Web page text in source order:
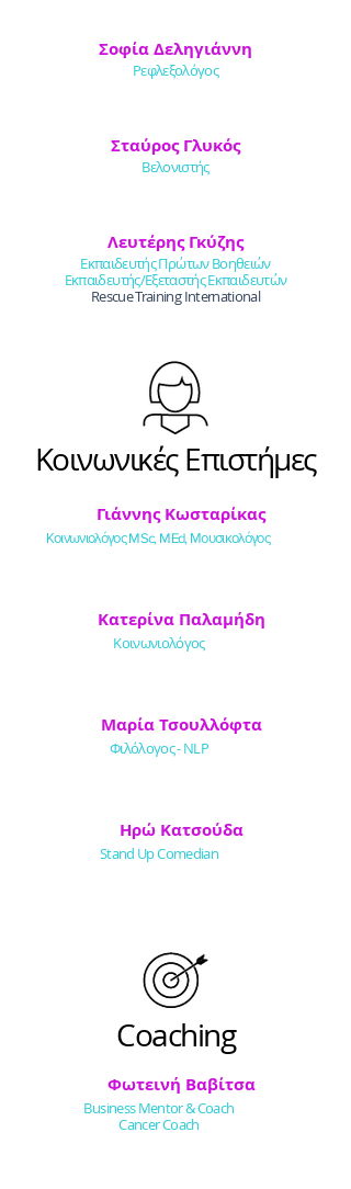
Σοφία Δεληγιάννη
Ρεφλεξολόγος
Σταύρος Γλυκός
Βελονιστής
Λευτέρης Γκύζης
Εκπαιδευτής Πρώτων Βοηθειών
Εκπαιδευτής/Εξεταστής Εκπαιδευτών
Rescue Training International
Κοινωνικές Επιστήμες
Γιάννης Κωσταρίκας
Κοινωνιολόγος MSc, MEd, Μουσικολόγος
Κατερίνα Παλαμήδη
Κοινωνιολόγος
Μαρία Τσουλλόφτα
Φιλόλογος - NLP
Ηρώ Κατσούδα
Stand Up Comedian
Coaching
Φωτεινή Βαβίτσα
Business Mentor & Coach
Cancer Coach